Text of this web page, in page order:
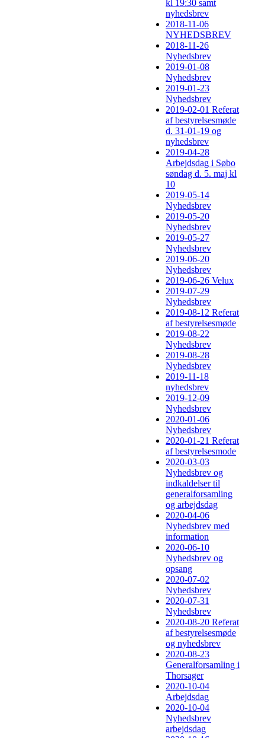
kl 19:30 samt
nyhedsbrev
2018-11-06
NYHEDSBREV
2018-11-26
Nyhedsbrev
2019-01-08
Nyhedsbrev
2019-01-23
Nyhedsbrev
2019-02-01 Referat
af bestyrelsesmøde
d. 31-01-19 og
nyhedsbrev
2019-04-28
Arbejdsdag i Søbo
søndag d. 5. maj kl
10
2019-05-14
Nyhedsbrev
2019-05-20
Nyhedsbrev
2019-05-27
Nyhedsbrev
2019-06-20
Nyhedsbrev
2019-06-26 Velux
2019-07-29
Nyhedsbrev
2019-08-12 Referat
af bestyrelsesmøde
2019-08-22
Nyhedsbrev
2019-08-28
Nyhedsbrev
2019-11-18
nyhedsbrev
2019-12-09
Nyhedsbrev
2020-01-06
Nyhedsbrev
2020-01-21 Referat
af bestyrelsesmode
2020-03-03
Nyhedsbrev og
indkaldelser til
generalforsamling
og arbejdsdag
2020-04-06
Nyhedsbrev med
information
2020-06-10
Nyhedsbrev og
opsang
2020-07-02
Nyhedsbrev
2020-07-31
Nyhedsbrev
2020-08-20 Referat
af bestyrelsesmøde
og nyhedsbrev
2020-08-23
Generalforsamling i
Thorsager
2020-10-04
Arbejdsdag
2020-10-04
Nyhedsbrev
arbejdsdag